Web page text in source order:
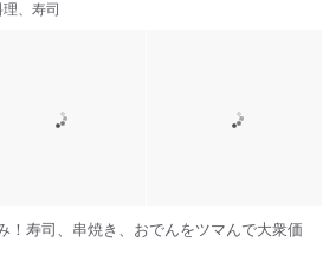
、寿司
！寿司、串焼き、おでんをツマんで大衆価